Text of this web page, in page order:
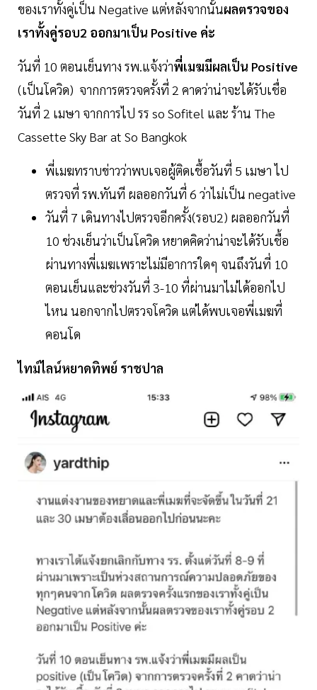
ของเราทั้งคู่เป็น Negative แต่หลังจากนั้นผลตรวจของ
เราทั้งคู่รอบ2 ออกมาเป็น Positive ค่ะ
วันที่ 10 ตอนเย็นทาง รพ.แจ้งว่าพี่เมฆมีผลเป็น Positive
(เป็นโควิด) จากการตรวจครั้งที่ 2 คาดว่าน่าจะได้รับเชื่อ
วันที่ 2 เมษา จากการไป รร so Sofitel และ ร้าน The
Cassette Sky Bar at So Bangkok
พี่เมฆทราบข่าวว่าพบเจอผู้ติดเชื้อวันที่ 5 เมษา ไป
ตรวจที่ รพ.ทันที ผลออกวันที่ 6 ว่าไม่เป็น negative
วันที่ 7 เดินทางไปตรวจอีกครั้ง(รอบ2) ผลออกวันที่
10 ช่วงเย็นว่าเป็นโควิด หยาดคิดว่าน่าจะได้รับเชื้อ
ผ่านทางพี่เมฆเพราะไม่มีอาการใดๆ จนถึงวันที่ 10
ตอนเย็นและช่วงวันที่ 3-10 ที่ผ่านมาไม่ได้ออกไป
ไหน นอกจากไปตรวจโควิด แต่ได้พบเจอพี่เมฆที่
คอนโด
ไทม์ไลน์หยาดทิพย์ ราชปาล